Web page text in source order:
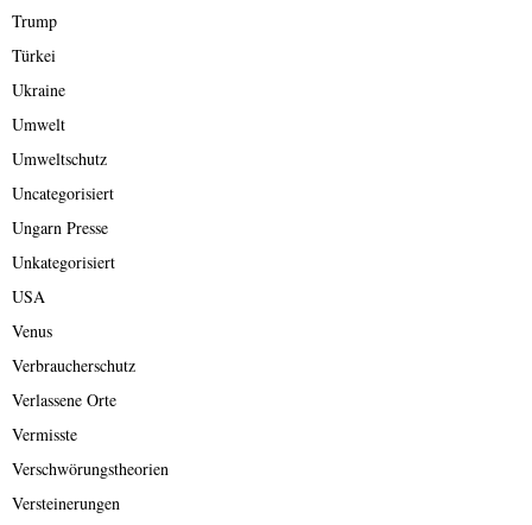
Trump
Türkei
Ukraine
Umwelt
Umweltschutz
Uncategorisiert
Ungarn Presse
Unkategorisiert
USA
Venus
Verbraucherschutz
Verlassene Orte
Vermisste
Verschwörungstheorien
Versteinerungen